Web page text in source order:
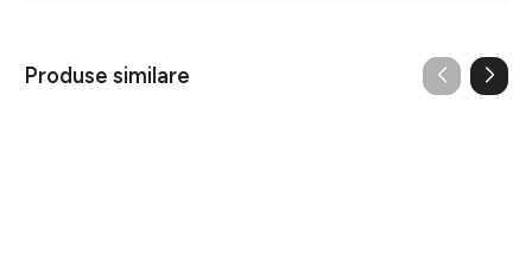
Produse similare